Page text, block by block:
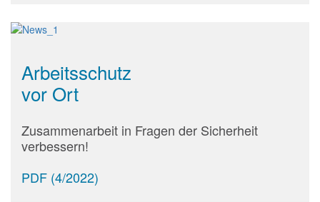
Arbeitsschutz
vor Ort
Zusammenarbeit in Fragen der Sicherheit
verbessern!
PDF (4/2022)